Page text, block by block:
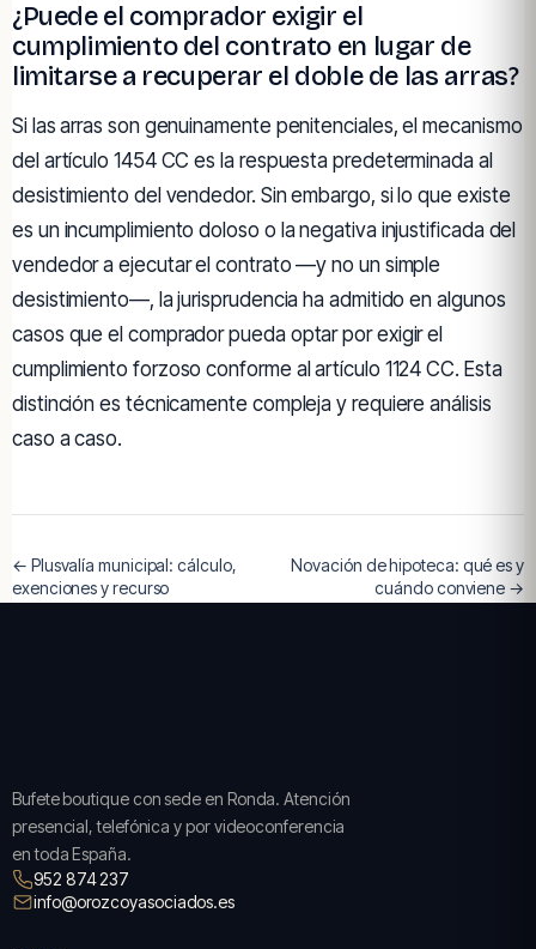
¿Puede el comprador exigir el
cumplimiento del contrato en lugar de
limitarse a recuperar el doble de las arras?
Si las arras son genuinamente penitenciales, el mecanismo
del artículo 1454 CC es la respuesta predeterminada al
desistimiento del vendedor. Sin embargo, si lo que existe
es un incumplimiento doloso o la negativa injustificada del
vendedor a ejecutar el contrato —y no un simple
desistimiento—, la jurisprudencia ha admitido en algunos
casos que el comprador pueda optar por exigir el
cumplimiento forzoso conforme al artículo 1124 CC. Esta
distinción es técnicamente compleja y requiere análisis
caso a caso.
← Plusvalía municipal: cálculo,
exenciones y recurso
Novación de hipoteca: qué es y
cuándo conviene →
Bufete boutique con sede en Ronda. Atención
presencial, telefónica y por videoconferencia
en toda España.
952 874 237
info@orozcoyasociados.es